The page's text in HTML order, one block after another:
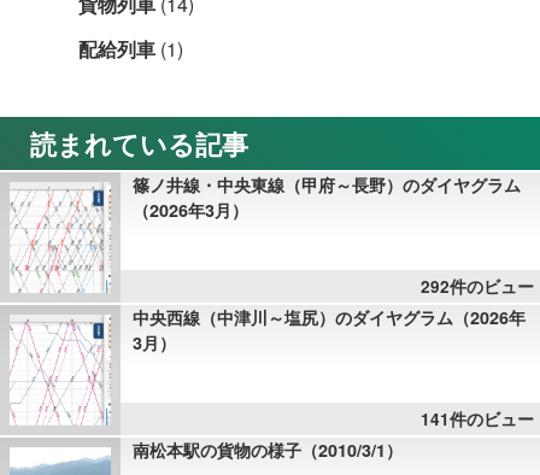
配給列車 (1)
読まれている記事
篠ノ井線・中央東線（甲府～長野）のダイヤグラム
（2026年3月）
292件のビュー
中央西線（中津川～塩尻）のダイヤグラム（2026年
3月）
141件のビュー
南松本駅の貨物の様子（2010/3/1）